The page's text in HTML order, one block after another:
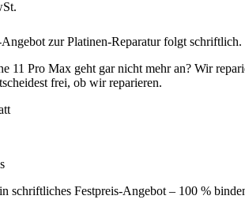
zur Platinen-Reparaturfolgt schriftlich.
11 Pro Max geht gar nicht mehr an? Wir
frei, ob wir reparieren.
schriftliches Festpreis-Angebot – 100 %